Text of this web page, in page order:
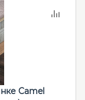
Camel